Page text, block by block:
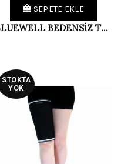
SEPETE EKLE
BLUEWELL BEDENSİZ TENİSÇİ DİRS. BD072
STOKTA
YOK